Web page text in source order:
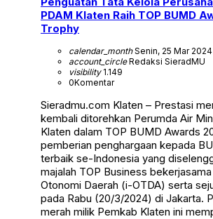
PDAM Klaten Raih TOP BUMD
Trophy
calendar_monthSenin, 25 Mar 2024
account_circleRedaksi SieradMU
visibility1.149
0Komentar
Sieradmu.com Klaten – Prestasi
kembali ditorehkan Perumda Air
Klaten dalam TOP BUMD Awards
pemberian penghargaan kepada
terbaik se-Indonesia yang
majalah TOP Business
Otonomi Daerah (i-OTDA) serta
pada Rabu (20/3/2024) di Jakarta.
merah milik Pemkab Klaten ini